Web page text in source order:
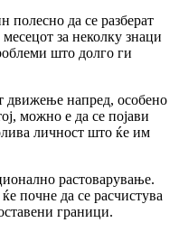
полесно да се разберат
за неколку знаци
што долго ги
движење напред, особено
можно е да се појави
личност што ќе им
растоварување.
почне да се расчистува
граници.